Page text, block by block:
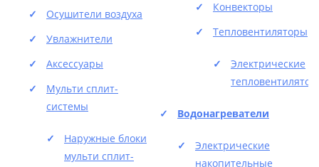
Осушители воздуха
Увлажнители
Аксессуары
Мульти сплит-
системы
Наружные блоки
мульти сплит-
Конвекторы
Тепловентиляторы
Электрические
Водонагреватели
Электрические
накопительные